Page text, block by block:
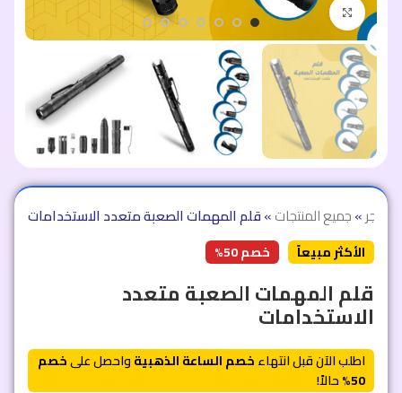
اضغط للتكبير
المتجر»جميع المنتجات»قلم المهمات الصعبة متعدد الاستخدامات
الأكثر مبيعاً خصم 50%
قلم المهمات الصعبة متعدد
الاستخدامات
اطلب الآن قبل انتهاءخصم الساعة الذهبيةواحصل علىخصم
50% حالاً!